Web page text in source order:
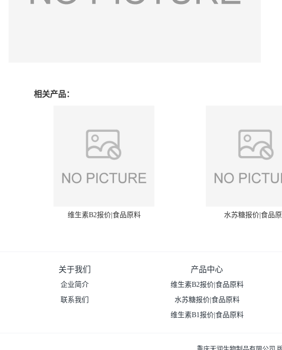
相关产品：
维生素B2报价|食品原料 水苏糖报价|食品
关于我们
企业简介
联系我们
产品中心
维生素B2报价|食品原料
水苏糖报价|食品原料
维生素B1报价|食品原料